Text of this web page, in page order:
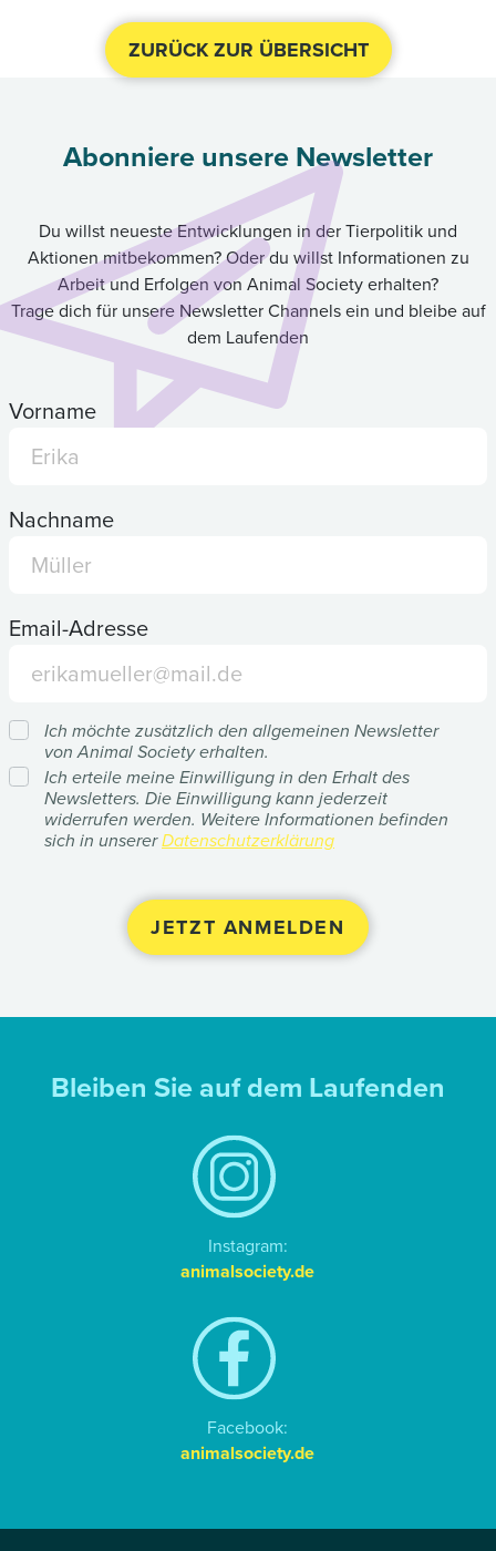
ZURÜCK ZUR ÜBERSICHT
Abonniere unsere Newsletter
Du willst neueste Entwicklungen in der Tierpolitik und
Aktionen mitbekommen? Oder du willst Informationen zu
Arbeit und Erfolgen von Animal Society erhalten?
Trage dich für unsere Newsletter Channels ein und bleibe auf
dem Laufenden
Vorname
Nachname
Email-Adresse
Ich möchte zusätzlich den allgemeinen Newsletter
von Animal Society erhalten.
Ich erteile meine Einwilligung in den Erhalt des
Newsletters. Die Einwilligung kann jederzeit
widerrufen werden. Weitere Informationen befinden
sich in unsererDatenschutzerklärung
Bleiben Sie auf dem Laufenden
Instagram:
animalsociety.de
Facebook:
animalsociety.de